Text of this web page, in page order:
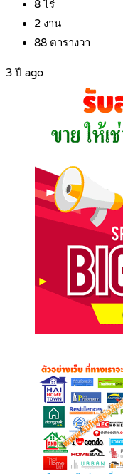
8ไร่
2 งาน
88 ตารางวา
3 ปี ago